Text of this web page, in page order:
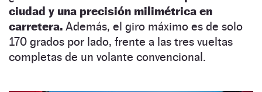
ciudad y una precisión milimétrica en
carretera. Además, el giro máximo es de solo
170 grados por lado, frente a las tres vueltas
completas de un volante convencional.